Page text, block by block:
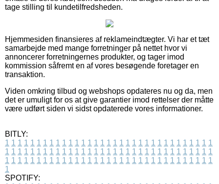
tage stilling til kundetilfredsheden.
Hjemmesiden finansieres af reklameindtægter. Vi har et tæt
samarbejde med mange forretninger på nettet hvor vi
annoncerer forretningernes produkter, og tager imod
kommission såfremt en af vores besøgende foretager en
transaktion.
Viden omkring tilbud og webshops opdateres nu og da, men
det er umuligt for os at give garantier imod rettelser der måtte
være udført siden vi sidst opdaterede vores informationer.
BITLY:
1 1 1 1 1 1 1 1 1 1 1 1 1 1 1 1 1 1 1 1 1 1 1 1 1 1 1 1 1 1 1 1 1
1 1 1 1 1 1 1 1 1 1 1 1 1 1 1 1 1 1 1 1 1 1 1 1 1 1 1 1 1 1 1 1 1
1 1 1 1 1 1 1 1 1 1 1 1 1 1 1 1 1 1 1 1 1 1 1 1 1 1 1 1 1 1 1 1 1
1
SPOTIFY: